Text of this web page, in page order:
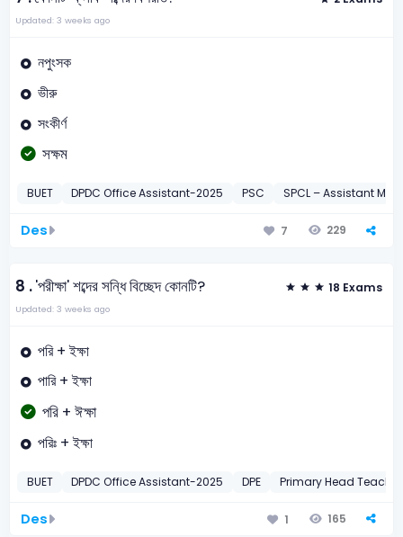
Updated: 3 weeks ago
নপুংসক
ভীরু
সংকীর্ণ
সক্ষম
BUET DPDC Office Assistant-2025 PSC SPCL – Assistant
Des 7 229
8 .'পরীক্ষা' শব্দের সন্ধি বিচ্ছেদ কোনটি? 18 Exams
Updated: 3 weeks ago
পরি + ইক্ষা
পারি + ইক্ষা
পরি + ঈক্ষা
পরিঃ + ইক্ষা
BUET DPDC Office Assistant-2025 DPE Primary Head
Des 1 165